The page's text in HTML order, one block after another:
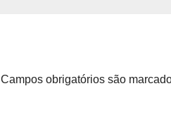
Campos obrigatórios são